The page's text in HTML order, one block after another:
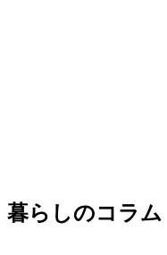
暮らしのコラム